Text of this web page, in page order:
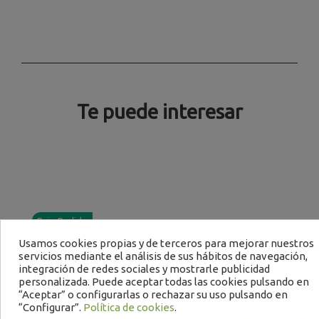
Te puede interesar
Bajo Pedido
Usamos cookies propias y de terceros para mejorar nuestros
servicios mediante el análisis de sus hábitos de navegación,
integración de redes sociales y mostrarle publicidad
personalizada. Puede aceptar todas las cookies pulsando en
“Aceptar” o configurarlas o rechazar su uso pulsando en
“Configurar”. Política de cookies.